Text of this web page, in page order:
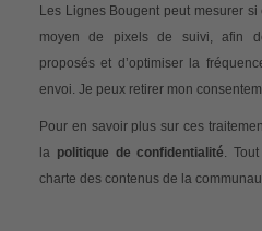
Les Lignes Bougent peut mesurer
moyen de pixels de suivi, afin
proposés et d’optimiser la
envoi. Je peux retirer mon
Pour en savoir plus sur ces
la politique de confidentialité.
charte des contenus de la